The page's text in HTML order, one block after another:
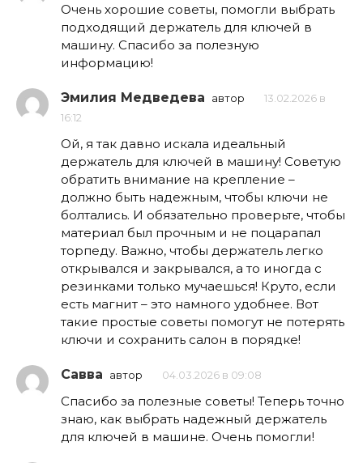
Очень хорошие советы, помогли выбрать
подходящий держатель для ключей в
машину. Спасибо за полезную
информацию!
Эмилия Медведева автор
13.02.2026 в
16:12
Ой, я так давно искала идеальный
держатель для ключей в машину! Советую
обратить внимание на крепление –
должно быть надежным, чтобы ключи не
болтались. И обязательно проверьте, чтобы
материал был прочным и не поцарапал
торпеду. Важно, чтобы держатель легко
открывался и закрывался, а то иногда с
резинками только мучаешься! Круто, если
есть магнит – это намного удобнее. Вот
такие простые советы помогут не потерять
ключи и сохранить салон в порядке!
Савва автор 04.03.2026 в 09:08
Спасибо за полезные советы! Теперь точно
знаю, как выбрать надежный держатель
для ключей в машине. Очень помогли!